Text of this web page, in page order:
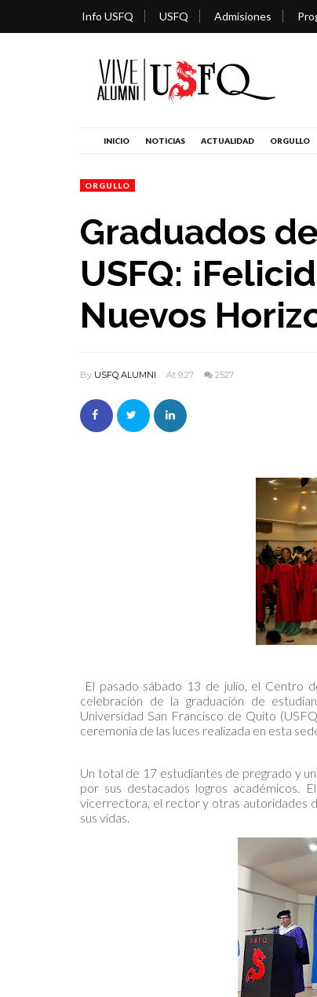
Info USFQ USFQ Admisiones
INICIO NOTICIAS ACTUALIDAD ORGULLO
ORGULLO
Graduados
USFQ:
Nuevos
By USFQ ALUMNI At 9:27 2527
El pasado sábado 13 de julio, el Centro
celebración de la graduación de
Universidad San Francisco de Quito
ceremonia de las luces realizada en esta
Un total de 17 estudiantes de pregrado y
por sus destacados logros académicos.
vicerrectora, el rector y otras autoridades
sus vidas.